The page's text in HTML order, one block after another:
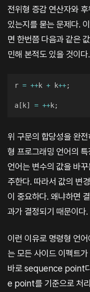
전위형 증감 연산자와
있는지를 묻는 문제다.
면 한번쯤 다음과 같은
민해 본적도 있을 것이다.
r = ++k + k++;
a[ k] = ++k;
위 구문의 합당성을 완
형 프로그래밍 언어의
언어는 변수의 값을 바
주한다. 따라서 값의 변
이 중요하다. 왜냐하면
과가 결정되기 때문이다.
이런 이유로 명령형 언
는 모든 사이드 이펙트
바로 sequence point
e point를 기준으로 처